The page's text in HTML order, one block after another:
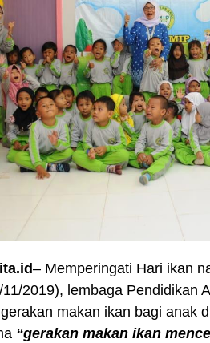
– Memperingati Hari ikan
2019), lembaga Pendidikan
makan ikan bagi anak
“gerakan makan ikan